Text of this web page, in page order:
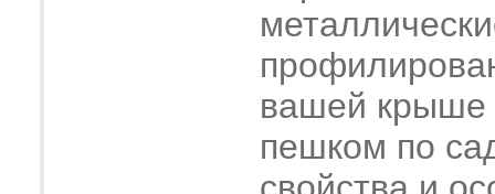
вашей крыше
пешком по